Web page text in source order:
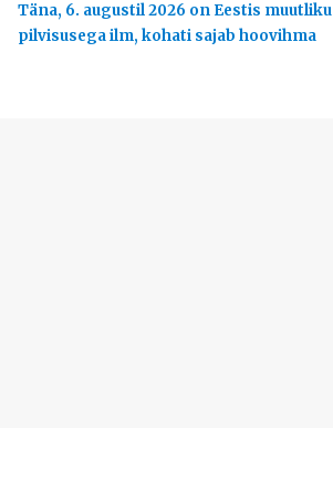
Täna, 6. augustil 2026 on Eestis muutliku
pilvisusega ilm, kohati sajab hoovihma